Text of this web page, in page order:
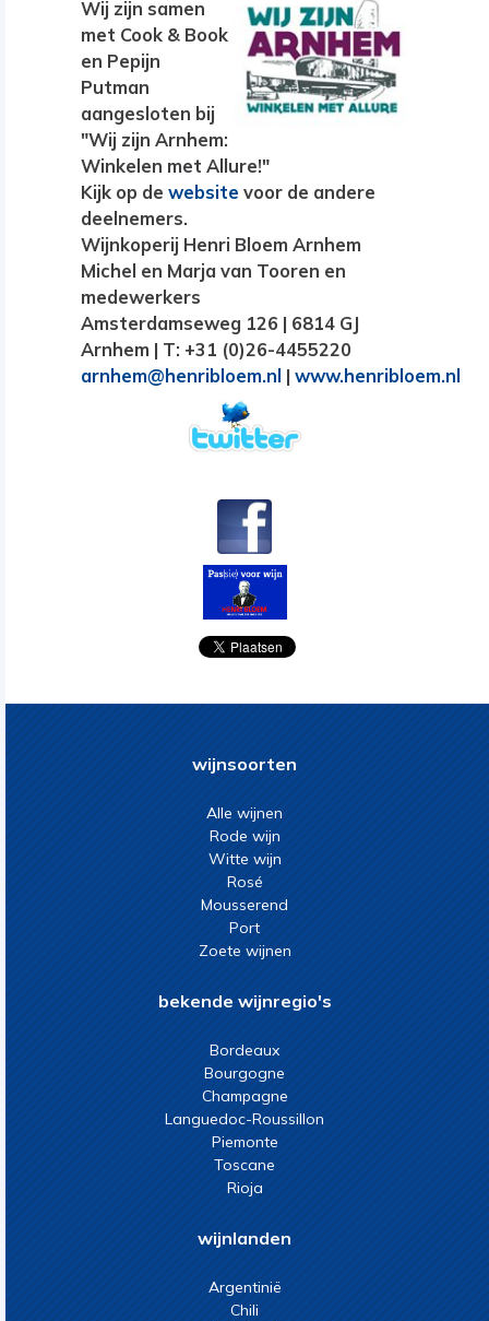
Wij zijn samen
met Cook & Book
en Pepijn
Putman
aangesloten bij
"Wij zijn Arnhem:
Winkelen met Allure!"
Kijk op de website voor de andere
deelnemers.
Wijnkoperij Henri Bloem Arnhem
Michel en Marja van Tooren en
medewerkers
Amsterdamseweg 126 | 6814 GJ
Arnhem | T: +31 (0)26-4455220
arnhem@henribloem.nl | www.henribloem.nl
wijnsoorten
Alle wijnen
Rode wijn
Witte wijn
Rosé
Mousserend
Port
Zoete wijnen
bekende wijnregio's
Bordeaux
Bourgogne
Champagne
Languedoc-Roussillon
Piemonte
Toscane
Rioja
wijnlanden
Argentinië
Chili